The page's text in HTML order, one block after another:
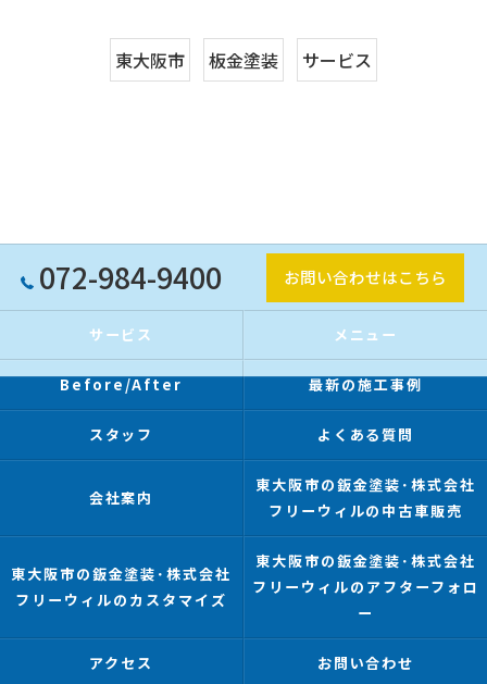
東大阪市 板金塗装 サービス
072-984-9400 お問い合わせはこちら
サービス メニュー
Before/After 最新の施工事例
スタッフ よくある質問
会社案内
東大阪市の鈑金塗装･株式会社
フリーウィルの中古車販売
東大阪市の鈑金塗装･株式会社
フリーウィルのカスタマイズ
東大阪市の鈑金塗装･株式会社
フリーウィルのアフターフォロ
ー
アクセス お問い合わせ